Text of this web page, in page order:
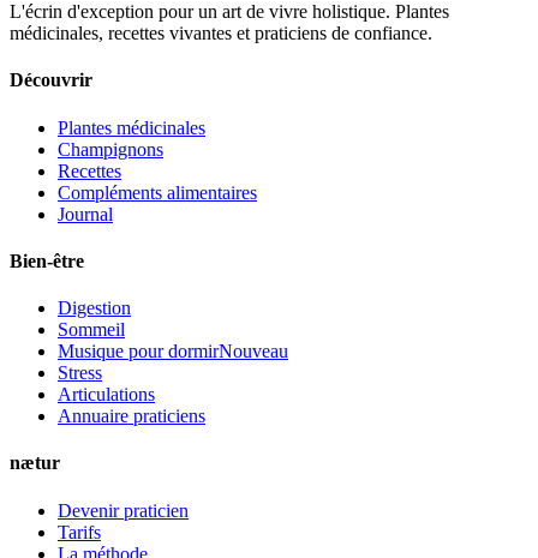
L'écrin d'exception pour un art de vivre holistique. Plantes
médicinales, recettes vivantes et praticiens de confiance.
Découvrir
Plantes médicinales
Champignons
Recettes
Compléments alimentaires
Journal
Bien-être
Digestion
Sommeil
Musique pour dormirNouveau
Stress
Articulations
Annuaire praticiens
nætur
Devenir praticien
Tarifs
La méthode